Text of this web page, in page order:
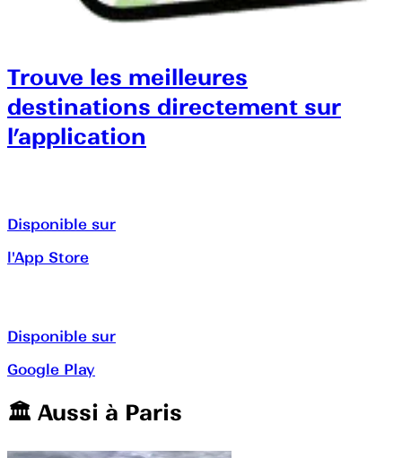
Trouve les meilleures
destinations directement sur
l’application
Disponible sur
l'App Store
Disponible sur
Google Play
🏛️️ Aussi à Paris